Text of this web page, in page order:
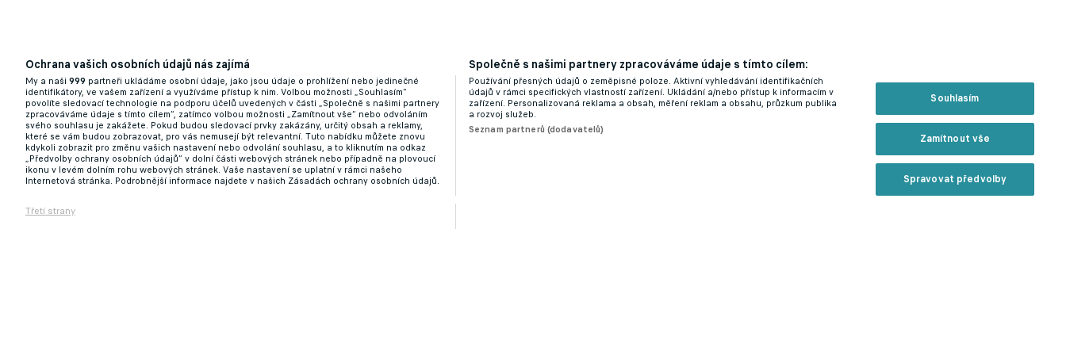
Vlakem a na koloběžce! Ligový matador zamířil do třetí ligy, za úkol má záchranu mladíků
13.03.2026 09:57
Ochrana vašich osobních údajů nás zajímá
My a naši 999 partneři ukládáme osobní údaje, jako jsou údaje o prohlížení nebo jedinečné
identifikátory, ve vašem zařízení a využíváme přístup k nim. Volbou možnosti „Souhlasím“
povolíte sledovací technologie na podporu účelů uvedených v části „Společně s našimi partnery
zpracováváme údaje s tímto cílem“, zatímco volbou možnosti „Zamítnout vše“ nebo odvoláním
svého souhlasu je zakážete. Pokud budou sledovací prvky zakázány, určitý obsah a reklamy,
které se vám budou zobrazovat, pro vás nemusejí být relevantní. Tuto nabídku můžete znovu
kdykoli zobrazit pro změnu vašich nastavení nebo odvolání souhlasu, a to kliknutím na odkaz
„Předvolby ochrany osobních údajů“ v dolní části webových stránek nebo případně na plovoucí
ikonu v levém dolním rohu webových stránek. Vaše nastavení se uplatní v rámci našeho
Internetová stránka. Podrobnější informace najdete v našich Zásadách ochrany osobních údajů.
Třetí strany
Společně s našimi partnery zpracováváme údaje s tímto cílem:
Používání přesných údajů o zeměpisné poloze. Aktivní vyhledávání identifikačních
údajů v rámci specifických vlastností zařízení. Ukládání a/nebo přístup k informacím v
zařízení. Personalizovaná reklama a obsah, měření reklam a obsahu, průzkum publika
a rozvoj služeb.
Seznam partnerů (dodavatelů)
Souhlasím
Zamítnout vše
Spravovat předvolby